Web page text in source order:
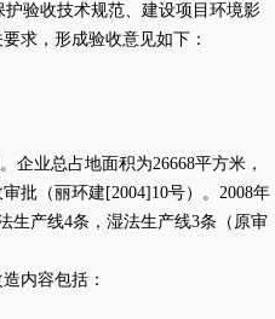
验收技术规范、建设项目环境影
求，形成验收意见如下：
企业总占地面积为26668平方米，
批（丽环建[2004]10号）。2008年
生产线4条，湿法生产线3条（原审
内容包括：